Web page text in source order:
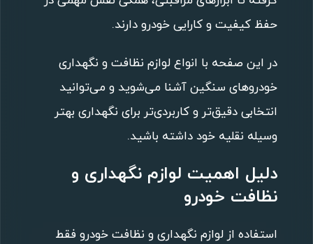
حفظ کیفیت و کارایی خودرو دارند.
در این صفحه با انواع لوازم نظافت و نگهداری
خودروهای سنگین آشنا می‌شوید و می‌توانید
انتخابی دقیق‌تر و کاربردی‌تر برای نگهداری بهتر
وسیله نقلیه خود داشته باشید.
دلیل اهمیت لوازم نگهداری و
نظافت خودرو
استفاده از لوازم نگهداری و نظافت خودرو فقط